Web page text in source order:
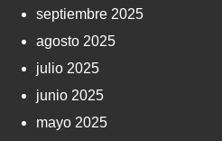
septiembre 2025
agosto 2025
julio 2025
junio 2025
mayo 2025